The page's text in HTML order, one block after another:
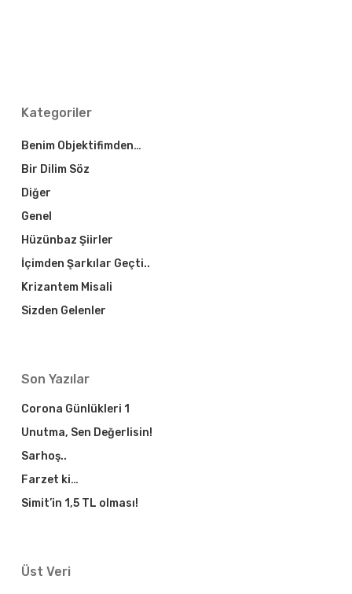
Kategoriler
Benim Objektifimden…
Bir Dilim Söz
Diğer
Genel
Hüzünbaz Şiirler
İçimden Şarkılar Geçti..
Krizantem Misali
Sizden Gelenler
Son Yazılar
Corona Günlükleri 1
Unutma, Sen Değerlisin!
Sarhoş..
Farzet ki…
Simit’in 1,5 TL olması!
Üst Veri